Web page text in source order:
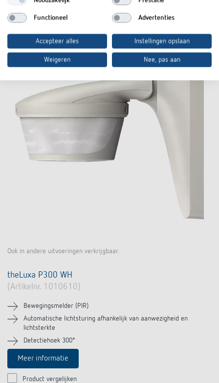
Product vergelijken
Ook in andere uitvoeringen verkrijgbaar.
theLuxa P300 WH
(Artikelnr. 1010610)
Bewegingsmelder (PIR)
Automatische lichtsturing afhankelijk van aanwezigheid en
lichtsterkte
Detectiehoek 300°
Meer informatie
Product vergelijken
Functioneel Advertenties
Accepteer alles Instellingen opslaan
Weigeren Nee, pas aan